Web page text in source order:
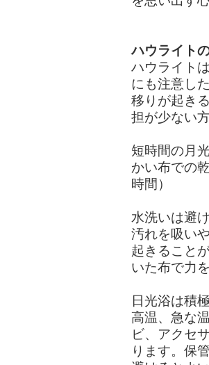
ハウライト
ハウライト
にも注意し
移りが起き
担が少ない
短時間の月
かい布での
時間）
水洗いは避
汚れを吸い
起きること
いた布で力
日光浴は積
高温、急な
ビ、アクセ
ります。保